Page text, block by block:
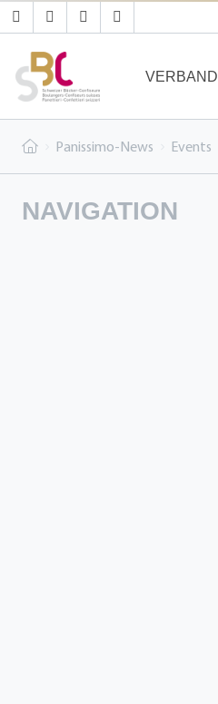
VERBAND
Panissimo-News Events
NAVIGATION